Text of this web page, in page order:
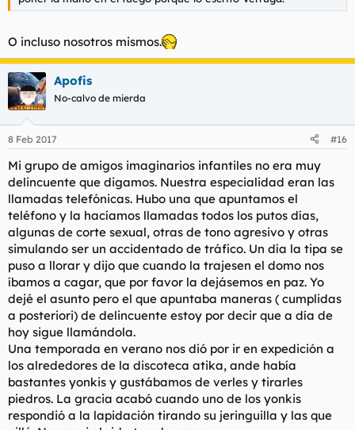
O incluso nosotros mismos.
Apofis
No-calvo de mierda
8 Feb 2017 #16
Mi grupo de amigos imaginarios infantiles no era muy
delincuente que digamos. Nuestra especialidad eran las
llamadas telefónicas. Hubo una que apuntamos el
teléfono y la hacíamos llamadas todos los putos días,
algunas de corte sexual, otras de tono agresivo y otras
simulando ser un accidentado de tráfico. Un día la tipa se
puso a llorar y dijo que cuando la trajesen el domo nos
íbamos a cagar, que por favor la dejásemos en paz. Yo
dejé el asunto pero el que apuntaba maneras ( cumplidas
a posteriori) de delincuente estoy por decir que a día de
hoy sigue llamándola.
Una temporada en verano nos dió por ir en expedición a
los alrededores de la discoteca atika, ande había
bastantes yonkis y gustábamos de verles y tirarles
piedros. La gracia acabó cuando uno de los yonkis
respondió a la lapidación tirando su jeringuilla y las que